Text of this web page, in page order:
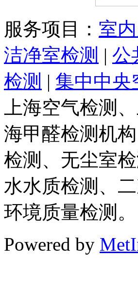
服务项目： 室
洁净室检测 | 公
检测 | 集中中央
上海空气检测
海甲醛检测机
检测、无尘室
水水质检测、
环境质量检测。
Powered by